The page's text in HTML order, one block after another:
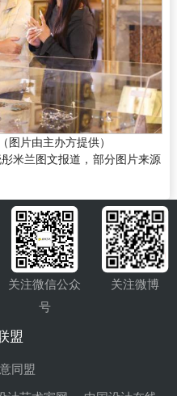
图片由主办方提供）
米兰图文报道，部分图片来源
关注微信公众
号
关注微博
盟
同盟